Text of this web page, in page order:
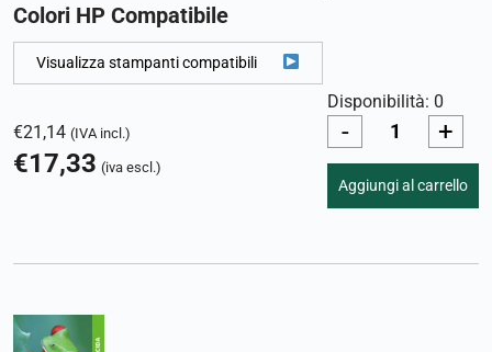
Colori HP Compatibile
Visualizza stampanti compatibili
€21,14 (IVA incl.)
€17,33 (iva escl.)
Disponibilità: 0
- +
Aggiungi al carrello